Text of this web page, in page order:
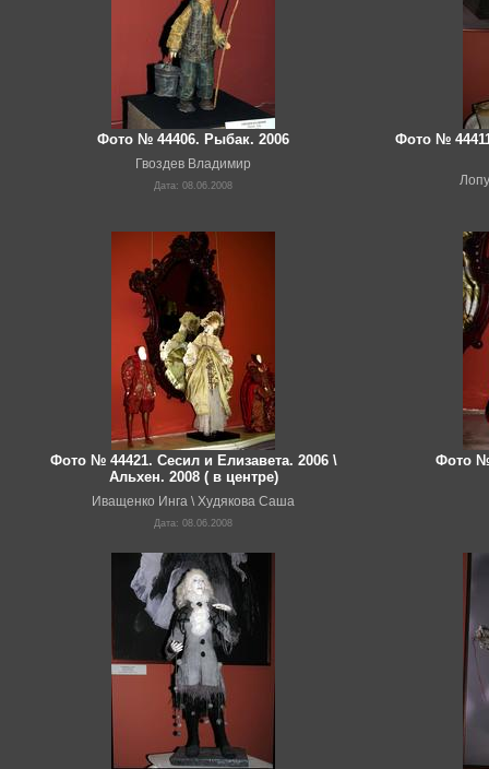
Фото № 44406. Рыбак. 2006
Гвоздев Владимир
Дата: 08.06.2008
Фото №
Фото № 44421. Сесил и Елизавета. 2006 \
Альхен. 2008 ( в центре)
Иващенко Инга \ Худякова Саша
Дата: 08.06.2008
Фото №